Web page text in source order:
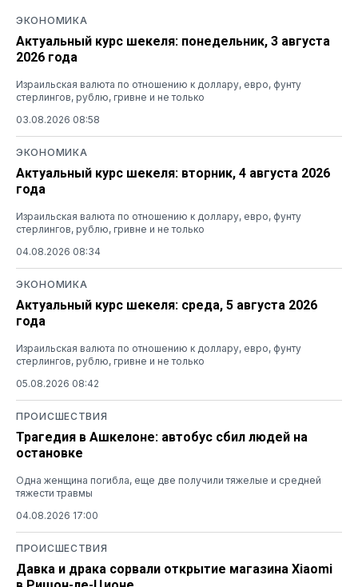
ЭКОНОМИКА
Актуальный курс шекеля: понедельник, 3 августа
2026 года
Израильская валюта по отношению к доллару, евро, фунту
стерлингов, рублю, гривне и не только
03.08.2026 08:58
ЭКОНОМИКА
Актуальный курс шекеля: вторник, 4 августа 2026
года
Израильская валюта по отношению к доллару, евро, фунту
стерлингов, рублю, гривне и не только
04.08.2026 08:34
ЭКОНОМИКА
Актуальный курс шекеля: среда, 5 августа 2026
года
Израильская валюта по отношению к доллару, евро, фунту
стерлингов, рублю, гривне и не только
05.08.2026 08:42
ПРОИСШЕСТВИЯ
Трагедия в Ашкелоне: автобус сбил людей на
остановке
Одна женщина погибла, еще две получили тяжелые и средней
тяжести травмы
04.08.2026 17:00
ПРОИСШЕСТВИЯ
Давка и драка сорвали открытие магазина Xiaomi